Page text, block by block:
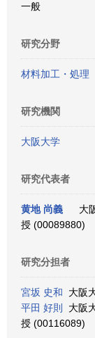
一般
研究分野
材料加工・処理
研究機関
大阪大学
研究代表者
黄地 尚義
大
授 (00089880)
研究分担者
宮坂 史和 大阪
平田 好則
大阪
授 (00116089)